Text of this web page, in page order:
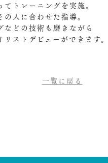
トレーニングを実施。
人に合わせた指導。
どの技術も磨きながら
ストデビューができます。
一覧に戻る